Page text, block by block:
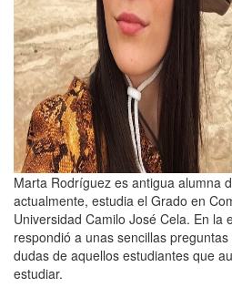
Marta Rodríguez es antigua alumna
actualmente, estudia el Grado en
Universidad Camilo José Cela. En la
respondió a unas sencillas
dudas de aquellos estudiantes que
estudiar.